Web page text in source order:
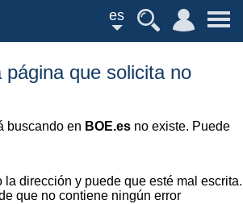
es
página que solicita no
buscando en BOE.es no existe. Puede
la dirección y puede que esté mal escrita.
que no contiene ningún error